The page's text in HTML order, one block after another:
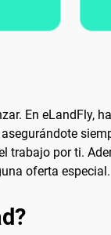
En eLandFly,
por ti.
oferta especial.